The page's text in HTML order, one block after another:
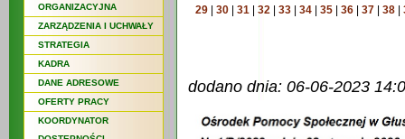
ORGANIZACYJNA
ZARZĄDZENIA I UCHWAŁY
STRATEGIA
KADRA
DANE ADRESOWE
OFERTY PRACY
KOORDYNATOR
29
30 31 32 33 34 35 36 37 38
dodano dnia: 06-06-2023